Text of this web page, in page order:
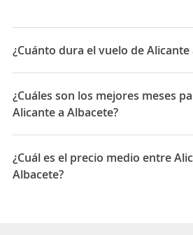
¿Cuánto dura el vuelo de Alicante
La duración media para viajar entre
Albacete es 00:55
¿Cuáles son los mejores meses
Alicante a Albacete?
Los mejores meses para viajar de
son Septiembre, Enero, Noviembre
¿Cuál es el precio medio entre
Albacete?